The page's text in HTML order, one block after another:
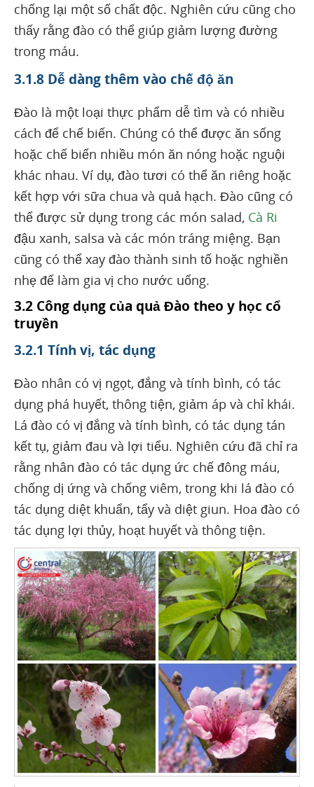
chống lại một số chất độc. Nghiên cứu cũng cho
thấy rằng đào có thể giúp giảm lượng đường
trong máu.
3.1.8 Dễ dàng thêm vào chế độ ăn
Đào là một loại thực phẩm dễ tìm và có nhiều
cách để chế biến. Chúng có thể được ăn sống
hoặc chế biến nhiều món ăn nóng hoặc nguội
khác nhau. Ví dụ, đào tươi có thể ăn riêng hoặc
kết hợp với sữa chua và quả hạch. Đào cũng có
thể được sử dụng trong các món salad, Cà Ri
đậu xanh, salsa và các món tráng miệng. Bạn
cũng có thể xay đào thành sinh tố hoặc nghiền
nhẹ để làm gia vị cho nước uống.
3.2 Công dụng của quả Đào theo y học cổ
truyền
3.2.1 Tính vị, tác dụng
Đào nhân có vị ngọt, đắng và tính bình, có tác
dụng phá huyết, thông tiện, giảm áp và chỉ khái.
Lá đào có vị đắng và tính bình, có tác dụng tán
kết tụ, giảm đau và lợi tiểu. Nghiên cứu đã chỉ ra
rằng nhân đào có tác dụng ức chế đông máu,
chống dị ứng và chống viêm, trong khi lá đào có
tác dụng diệt khuẩn, tẩy và diệt giun. Hoa đào có
tác dụng lợi thủy, hoạt huyết và thông tiện.